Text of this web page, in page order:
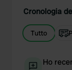
Cronologia
Tutto
Ho